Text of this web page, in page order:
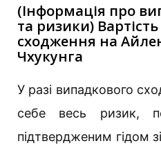
(Інформація про
та ризики)
сходження на
Чхукунга
У разі випадкового
себе весь ризик,
підтвердженим гідом